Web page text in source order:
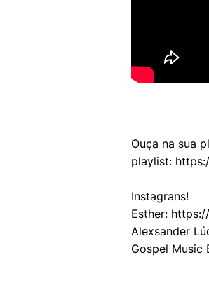
Ouça na sua
playlist:
Instagrans!
Esther:
Alexsander
Gospel Music